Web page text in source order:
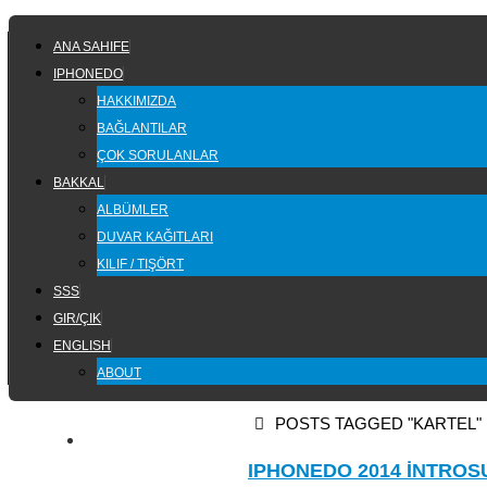
Skip
content
SKIP
CONTENT
ANA SAHIFE
IPHONEDO
HAKKIMIZDA
BAĞLANTILAR
ÇOK SORULANLAR
BAKKAL
ALBÜMLER
DUVAR KAĞITLARI
KILIF / TIŞÖRT
SSS
GIR/ÇIK
ENGLISH
ABOUT
HOMEPOSTS TAGGED "KARTEL"
IPHONEDO 2014